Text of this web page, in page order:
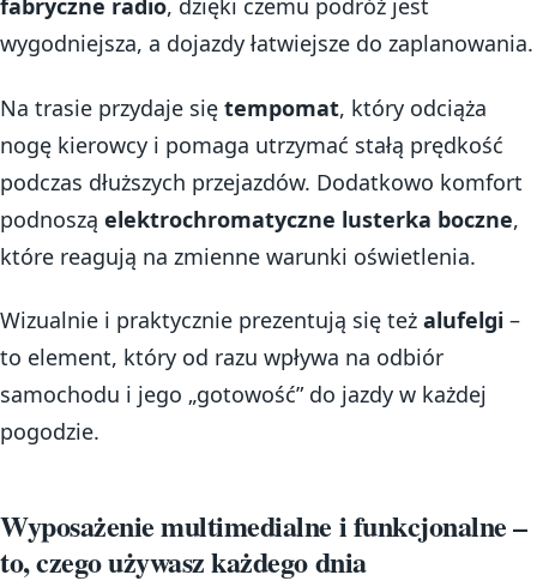
fabryczne radio, dzięki czemu podróż jest
wygodniejsza, a dojazdy łatwiejsze do zaplanowania.
Na trasie przydaje się tempomat, który odciąża
nogę kierowcy i pomaga utrzymać stałą prędkość
podczas dłuższych przejazdów. Dodatkowo komfort
podnoszą elektrochromatyczne lusterka boczne,
które reagują na zmienne warunki oświetlenia.
Wizualnie i praktycznie prezentują się też alufelgi –
to element, który od razu wpływa na odbiór
samochodu i jego „gotowość” do jazdy w każdej
pogodzie.
Wyposażenie multimedialne i funkcjonalne –
to, czego używasz każdego dnia